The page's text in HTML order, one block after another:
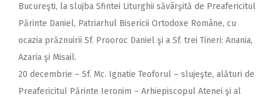
Bucureşti, la slujba Sfintei Liturghii săvârşită de Preafericitul
Părinte Daniel, Patriarhul Bisericii Ortodoxe Române, cu
ocazia prăznuirii Sf. Prooroc Daniel şi a Sf. trei Tineri: Anania,
Azaria şi Misail.
20 decembrie – Sf. Mc. Ignatie Teoforul – slujeşte, alături de
Preafericitul Părinte Ieronim – Arhiepiscopul Atenei şi al